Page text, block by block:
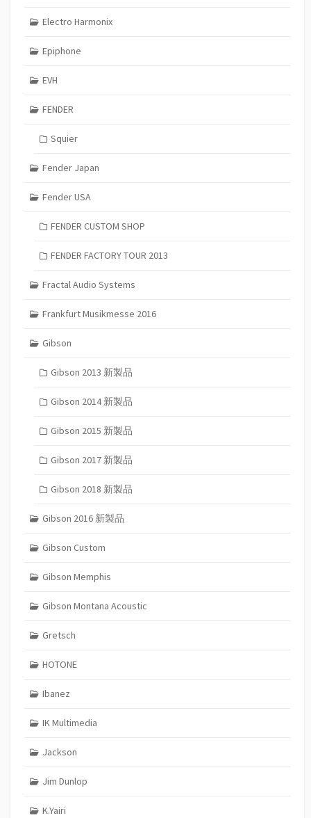
Electro Harmonix
Epiphone
EVH
FENDER
Squier
Fender Japan
Fender USA
FENDER CUSTOM SHOP
FENDER FACTORY TOUR 2013
Fractal Audio Systems
Frankfurt Musikmesse 2016
Gibson
Gibson 2013 新製品
Gibson 2014 新製品
Gibson 2015 新製品
Gibson 2017 新製品
Gibson 2018 新製品
Gibson 2016 新製品
Gibson Custom
Gibson Memphis
Gibson Montana Acoustic
Gretsch
HOTONE
Ibanez
IK Multimedia
Jackson
Jim Dunlop
K.Yairi